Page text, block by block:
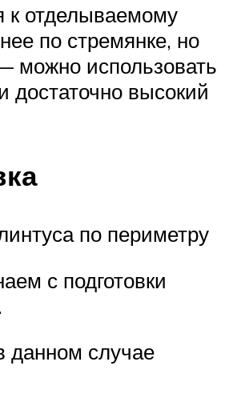
к отделываемому
по стремянке, но
можно использовать
достаточно высокий
по периметру
с подготовки
данном случае